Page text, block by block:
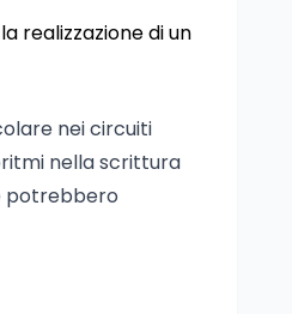
realizzazione di un
nei circuiti
nella scrittura
potrebbero